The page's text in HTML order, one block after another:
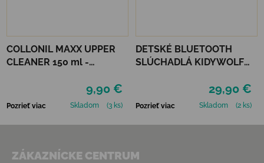
COLLONIL MAXX UPPER
CLEANER 150 ml -
9,90 €
Pozrieť viac Skladom (3 ks)
DETSKÉ BLUETOOTH
SLÚCHADLÁ KIDYWOLF
29,90 €
Pozrieť viac Skladom (2 ks)
ZÁKAZNÍCKE CENTRUM